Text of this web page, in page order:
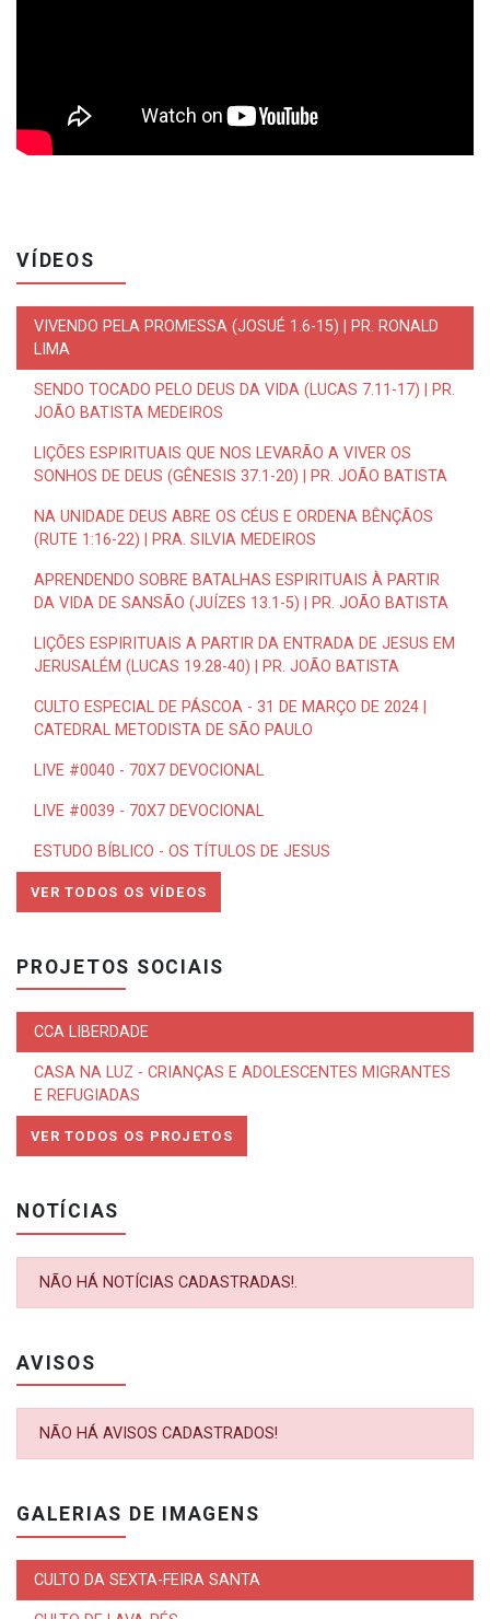
VÍDEOS
VIVENDO PELA PROMESSA (JOSUÉ 1.6-15) | PR. RONALD
LIMA
SENDO TOCADO PELO DEUS DA VIDA (LUCAS 7.11-17) | PR.
JOÃO BATISTA MEDEIROS
LIÇÕES ESPIRITUAIS QUE NOS LEVARÃO A VIVER OS
SONHOS DE DEUS (GÊNESIS 37.1-20) | PR. JOÃO BATISTA
NA UNIDADE DEUS ABRE OS CÉUS E ORDENA BÊNÇÃOS
(RUTE 1:16-22) | PRA. SILVIA MEDEIROS
APRENDENDO SOBRE BATALHAS ESPIRITUAIS À PARTIR
DA VIDA DE SANSÃO (JUÍZES 13.1-5) | PR. JOÃO BATISTA
LIÇÕES ESPIRITUAIS A PARTIR DA ENTRADA DE JESUS EM
JERUSALÉM (LUCAS 19.28-40) | PR. JOÃO BATISTA
CULTO ESPECIAL DE PÁSCOA - 31 DE MARÇO DE 2024 |
CATEDRAL METODISTA DE SÃO PAULO
LIVE #0040 - 70X7 DEVOCIONAL
LIVE #0039 - 70X7 DEVOCIONAL
ESTUDO BÍBLICO - OS TÍTULOS DE JESUS
VER TODOS OS VÍDEOS
PROJETOS SOCIAIS
CCA LIBERDADE
CASA NA LUZ - CRIANÇAS E ADOLESCENTES MIGRANTES
E REFUGIADAS
VER TODOS OS PROJETOS
NOTÍCIAS
NÃO HÁ NOTÍCIAS CADASTRADAS!.
AVISOS
NÃO HÁ AVISOS CADASTRADOS!
GALERIAS DE IMAGENS
CULTO DA SEXTA-FEIRA SANTA